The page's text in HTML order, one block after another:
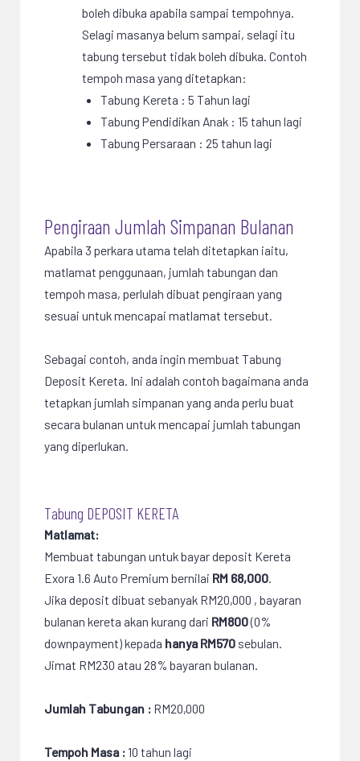
boleh dibuka apabila sampai tempohnya.
Selagi masanya belum sampai, selagi itu
tabung tersebut tidak boleh dibuka. Contoh
tempoh masa yang ditetapkan:
Tabung Kereta : 5 Tahun lagi
Tabung Pendidikan Anak : 15 tahun lagi
Tabung Persaraan : 25 tahun lagi
Pengiraan Jumlah Simpanan Bulanan
Apabila 3 perkara utama telah ditetapkan iaitu,
matlamat penggunaan, jumlah tabungan dan
tempoh masa, perlulah dibuat pengiraan yang
sesuai untuk mencapai matlamat tersebut.
Sebagai contoh, anda ingin membuat Tabung
Deposit Kereta. Ini adalah contoh bagaimana anda
tetapkan jumlah simpanan yang anda perlu buat
secara bulanan untuk mencapai jumlah tabungan
yang diperlukan.
Tabung DEPOSIT KERETA
Matlamat:
Membuat tabungan untuk bayar deposit Kereta
Exora 1.6 Auto Premium bernilai RM 68,000.
Jika deposit dibuat sebanyak RM20,000 , bayaran
bulanan kereta akan kurang dari RM800(0%
downpayment) kepada hanya RM570 sebulan.
Jimat RM230 atau 28% bayaran bulanan.
Jumlah Tabungan : RM20,000
Tempoh Masa : 10 tahun lagi